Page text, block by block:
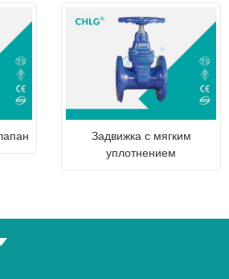
Задвижка с мягким
уплотнением